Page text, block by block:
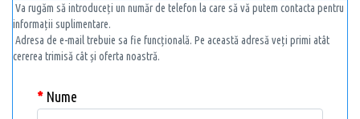
Va rugăm să introduceți un număr de telefon la care să vă putem contacta pentru
informații suplimentare.
Adresa de e-mail trebuie sa fie funcțională. Pe această adresă veți primi atât
cererea trimisă cât și oferta noastră.
Nume